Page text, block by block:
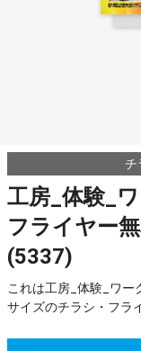
チ
工房_体験_
フライヤー
(5337)
これは工房_体験_ワ
サイズのチラシ・フラ